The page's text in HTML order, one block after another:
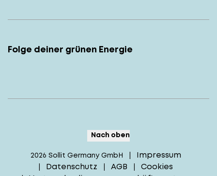
Folge deiner grünen Energie
Nach oben
2026 Sollit Germany GmbH | Impressum
| Datenschutz | AGB | Cookies